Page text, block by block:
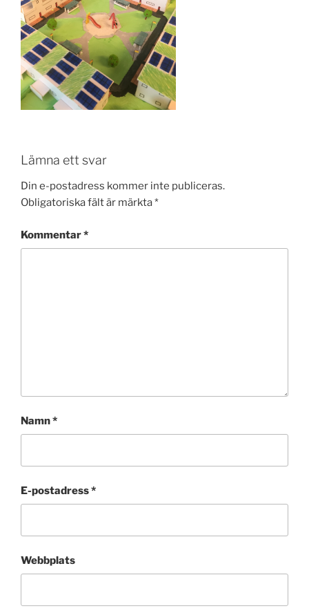
Lämna ett svar
Din e-postadress kommer inte publiceras.
Obligatoriska fält är märkta*
Kommentar*
Namn*
E-postadress*
Webbplats